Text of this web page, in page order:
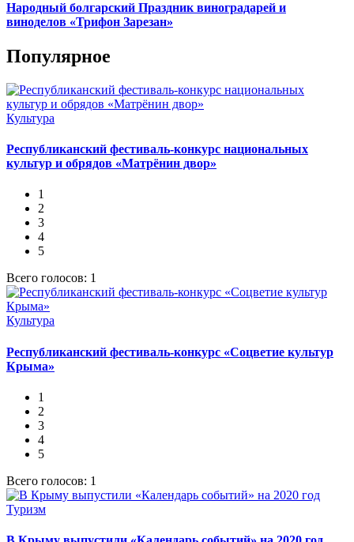
Народный болгарский Праздник виноградарей и
виноделов «Трифон Зарезан»
Популярное
Культура
Республиканский фестиваль-конкурс национальных
культур и обрядов «Матрёнин двор»
1
2
3
4
5
Всего голосов: 1
Культура
Республиканский фестиваль-конкурс «Соцветие культур
Крыма»
1
2
3
4
5
Всего голосов: 1
Туризм